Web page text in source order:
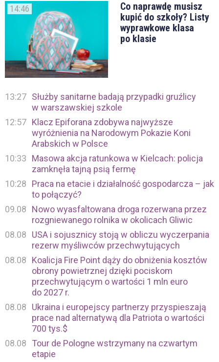
14:46
Co naprawdę musisz
kupić do szkoły? Listy
wyprawkowe klasa
po klasie
13:27 Służby sanitarne badają przypadki gruźlicy
w warszawskiej szkole
12:57 Klacz Epiforana zdobywa najwyższe
wyróżnienia na Narodowym Pokazie Koni
Arabskich w Polsce
10:33
Masowa akcja ratunkowa w Kielcach: policja
zamknęła tajną psią fermę
10:28
Praca na etacie i działalność gospodarcza – jak
to połączyć?
09.08
Nowo wyasfaltowana droga rozerwana przez
rozgniewanego rolnika w okolicach Gliwic
08.08
USA i sojusznicy stoją w obliczu wyczerpania
rezerw myśliwców przechwytujących
08.08
Koalicja Fire Point dąży do obniżenia kosztów
obrony powietrznej dzięki pociskom
przechwytującym o wartości 1 mln euro
do 2027 r.
08.08
Ukraina i europejscy partnerzy przyspieszają
prace nad alternatywą dla Patriota o wartości
700 tys.$
08.08
Tour de Pologne wstrzymany na czwartym
etapie